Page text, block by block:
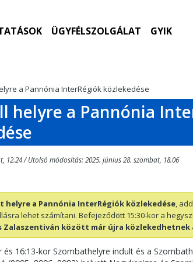
ÜGYFÉLSZOLGÁLAT GYIK
a Pannónia InterRégiók közlekedése
helyre a Pannónia
12.24 / Utolsó módosítás: 2025. június 28. szombat, 18.06
helyre a Pannónia InterRégiók közlekedése,
lehet számítani. Befejeződött 15:30-kor a
Zalaszentiván között már újra közlekedhetnek
és 16:13-kor Szombathelyre indult és a